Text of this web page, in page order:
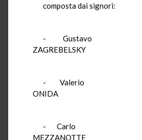
composta dai signori:
-
ZAGREBELSKY
-
ONIDA
-